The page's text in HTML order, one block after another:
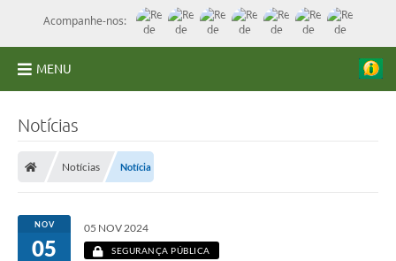
Acompanhe-nos:
MENU
Licitações
Transparência
Notícias
Notícias Notícia
NOV
05
05 NOV 2024
SEGURANÇA PÚBLICA